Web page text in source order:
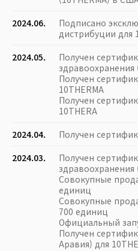
2024.06.
Подписано
дистрибуции для
2024.05.
Получен
здравоохранения
Получен
10THERMA
Получен
10THERA
2024.04.
Получен
2024.03.
Получен
здравоохранения
Совокупные
единиц
Совокупные
700 единиц
Официальный
Получен
Аравия) для